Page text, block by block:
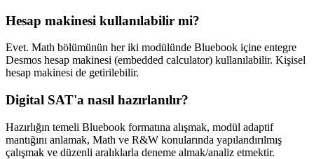
Hesap makinesi kullanılabilir mi?
Evet. Math bölümünün her iki modülünde Bluebook içine entegre
Desmos hesap makinesi (embedded calculator) kullanılabilir. Kişisel
hesap makinesi de getirilebilir.
Digital SAT'a nasıl hazırlanılır?
Hazırlığın temeli Bluebook formatına alışmak, modül adaptif
mantığını anlamak, Math ve R&W konularında yapılandırılmış
çalışmak ve düzenli aralıklarla deneme almak/analiz etmektir.